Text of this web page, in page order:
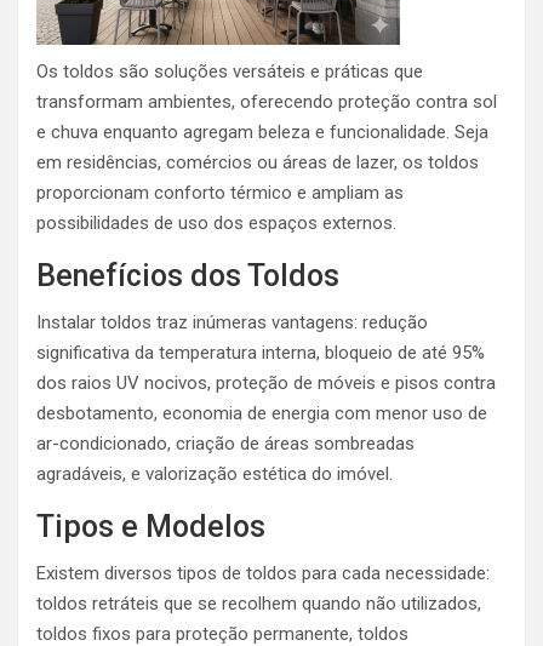
Os toldos são soluções versáteis e práticas que
transformam ambientes, oferecendo proteção contra sol
e chuva enquanto agregam beleza e funcionalidade. Seja
em residências, comércios ou áreas de lazer, os toldos
proporcionam conforto térmico e ampliam as
possibilidades de uso dos espaços externos.
Benefícios dos Toldos
Instalar toldos traz inúmeras vantagens: redução
significativa da temperatura interna, bloqueio de até 95%
dos raios UV nocivos, proteção de móveis e pisos contra
desbotamento, economia de energia com menor uso de
ar-condicionado, criação de áreas sombreadas
agradáveis, e valorização estética do imóvel.
Tipos e Modelos
Existem diversos tipos de toldos para cada necessidade:
toldos retráteis que se recolhem quando não utilizados,
toldos fixos para proteção permanente, toldos